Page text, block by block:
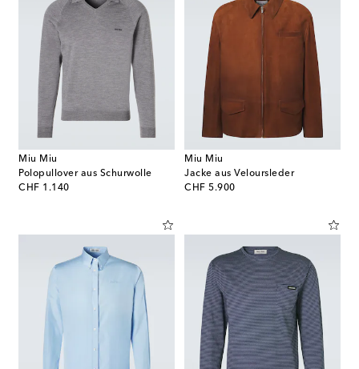
Miu Miu
Polopullover aus Schurwolle
CHF 1.140
original price
Miu Miu
Jacke aus Veloursleder
CHF 5.900
original price